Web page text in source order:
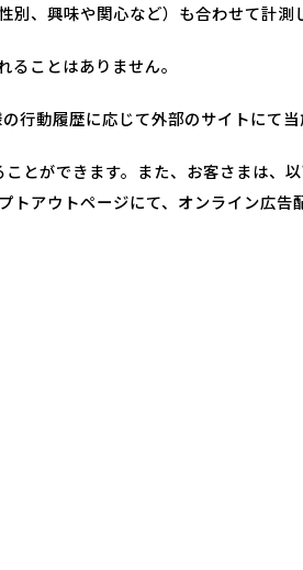
、興味や関心など）も合わせて計測
ことはありません。
動履歴に応じて外部のサイトにて当
とができます。また、お客さまは、
トページにて、オンライン広告配